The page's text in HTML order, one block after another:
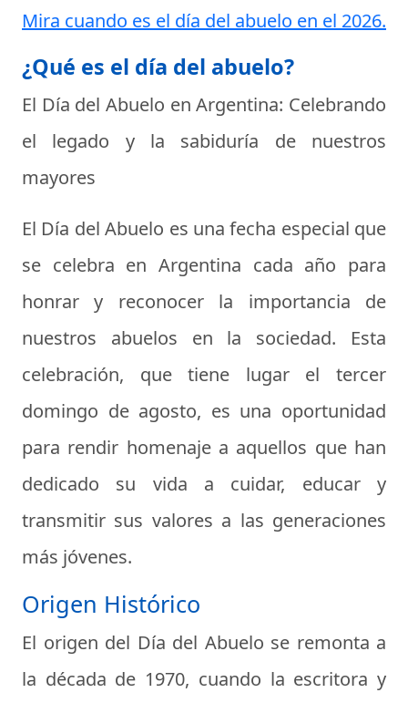
Mira cuando es el día del abuelo en el 2026.
¿Qué es el día del abuelo?
El Día del Abuelo en Argentina: Celebrando
el legado y la sabiduría de nuestros
mayores
El Día del Abuelo es una fecha especial que
se celebra en Argentina cada año para
honrar y reconocer la importancia de
nuestros abuelos en la sociedad. Esta
celebración, que tiene lugar el tercer
domingo de agosto, es una oportunidad
para rendir homenaje a aquellos que han
dedicado su vida a cuidar, educar y
transmitir sus valores a las generaciones
más jóvenes.
Origen Histórico
El origen del Día del Abuelo se remonta a
la década de 1970, cuando la escritora y